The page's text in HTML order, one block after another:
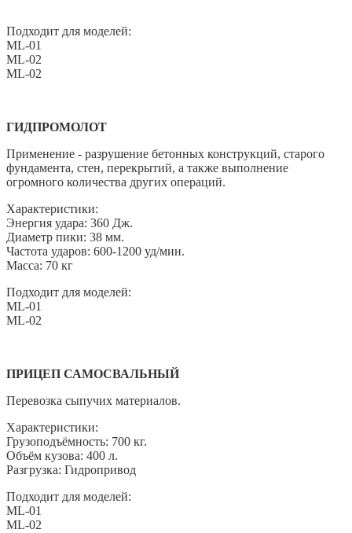
Подходит для моделей:
ML-01
ML-02
ML-02
ГИДПРОМОЛОТ
Применение - разрушение бетонных конструкций, старого
фундамента, стен, перекрытий, а также выполнение
огромного количества других операций.
Характеристики:
Энергия удара: 360 Дж.
Диаметр пики: 38 мм.
Частота ударов: 600-1200 уд/мин.
Масса: 70 кг
Подходит для моделей:
ML-01
ML-02
ПРИЦЕП САМОСВАЛЬНЫЙ
Перевозка сыпучих материалов.
Характеристики:
Грузоподъёмность: 700 кг.
Объём кузова: 400 л.
Разгрузка: Гидропривод
Подходит для моделей:
ML-01
ML-02